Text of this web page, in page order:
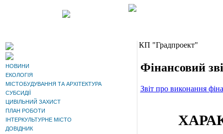
НОВИНИ
ЕКОЛОГІЯ
МІСТОБУДУВАННЯ ТА АРХІТЕКТУРА
СУБСИДІЇ
ЦИВІЛЬНИЙ ЗАХИСТ
ПЛАН РОБОТИ
ІНТЕРКУЛЬТУРНЕ МІСТО
ДОВІДНИК
КП "Градпроект"
Фінансовий
Звіт про виконання